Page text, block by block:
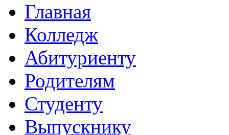
Главная
Колледж
Абитуриенту
Родителям
Студенту
Выпускнику